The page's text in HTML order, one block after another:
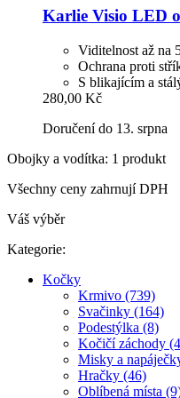
Karlie Visio LED
Viditelnost až na
Ochrana proti
S blikajícím a
280,00 Kč
Doručení do 13. srpna
Obojky a vodítka: 1 produkt
Všechny ceny zahrnují DPH
Váš výběr
Kategorie:
Kočky
Krmivo (739)
Svačinky (164)
Podestýlka (8)
Kočičí záchody
Misky a
Hračky (46)
Oblíbená místa